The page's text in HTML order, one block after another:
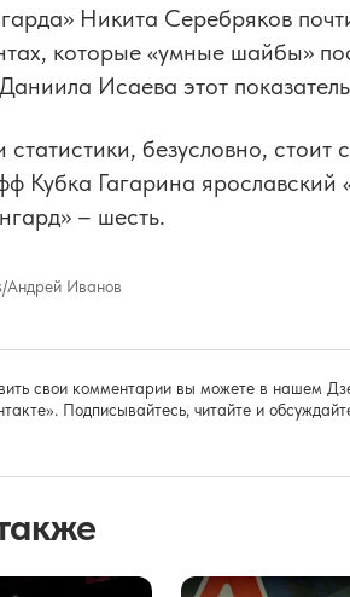
Никита Серебряков
которые «умные шайбы»
Исаева этот
безусловно, стоит
Кубка Гагарина ярославский
– шесть.
Андрей Иванов
свои комментарии вы можете в нашем
Подписывайтесь, читайте и